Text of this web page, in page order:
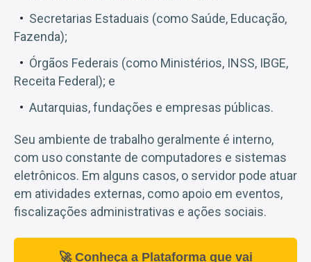
Secretarias Estaduais (como Saúde, Educação,
Fazenda);
Órgãos Federais (como Ministérios, INSS, IBGE,
Receita Federal); e
Autarquias, fundações e empresas públicas.
Seu ambiente de trabalho geralmente é interno,
com uso constante de computadores e sistemas
eletrônicos. Em alguns casos, o servidor pode atuar
em atividades externas, como apoio em eventos,
fiscalizações administrativas e ações sociais.
🚀 Conheça a Plataforma que vai